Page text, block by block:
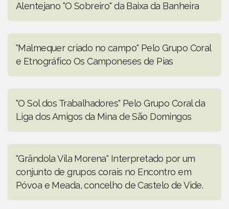
Alentejano "O Sobreiro" da Baixa da Banheira
"Malmequer criado no campo" Pelo Grupo Coral
e Etnográfico Os Camponeses de Pias
"O Sol dos Trabalhadores" Pelo Grupo Coral da
Liga dos Amigos da Mina de São Domingos
"Grândola Vila Morena" Interpretado por um
conjunto de grupos corais no Encontro em
Póvoa e Meada, concelho de Castelo de Vide.